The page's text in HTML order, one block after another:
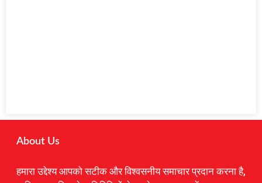
About Us
हमारा उद्देश्य आपको सटीक और विश्वसनीय समाचार प्रदान करना है,